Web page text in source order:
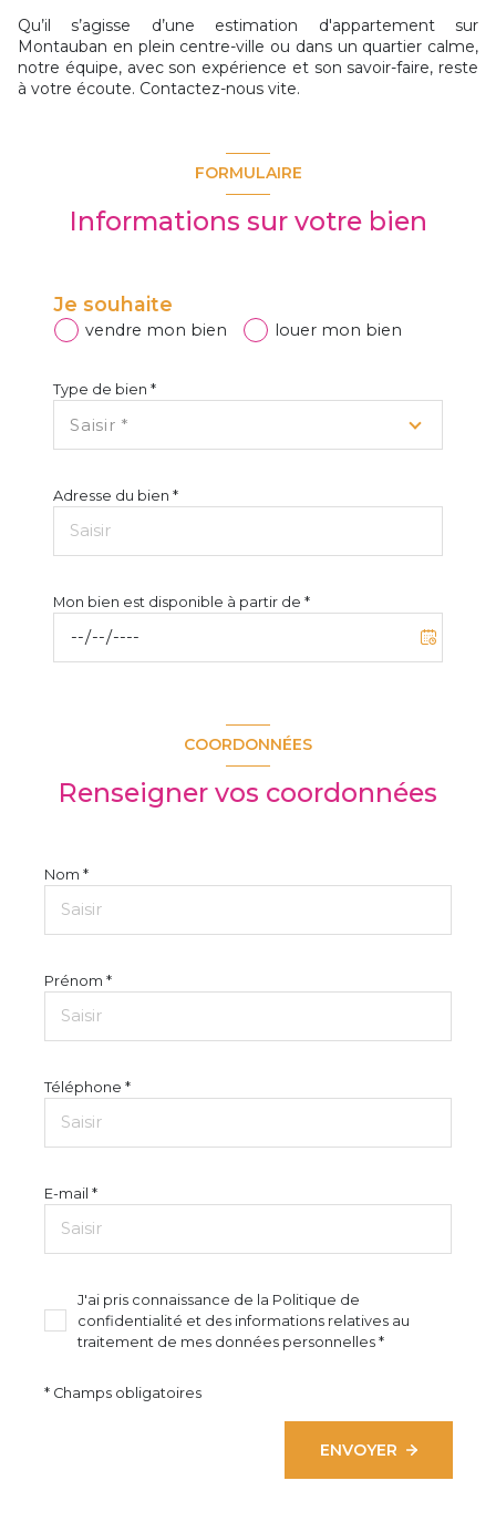
Qu’il s’agisse d’une estimation d'appartement sur
Montauban en plein centre-ville ou dans un quartier calme,
notre équipe, avec son expérience et son savoir-faire, reste
à votre écoute. Contactez-nous vite.
FORMULAIRE
Informations sur votre bien
Je souhaite
vendre mon bien louer mon bien
Type de bien *
Saisir *
Adresse du bien *
Mon bien est disponible à partir de *
COORDONNÉES
Renseigner vos coordonnées
Nom *
Prénom *
Téléphone *
E-mail *
J'ai pris connaissance de la Politique de
confidentialité et des informations relatives au
traitement de mes données personnelles *
* Champs obligatoires
ENVOYER